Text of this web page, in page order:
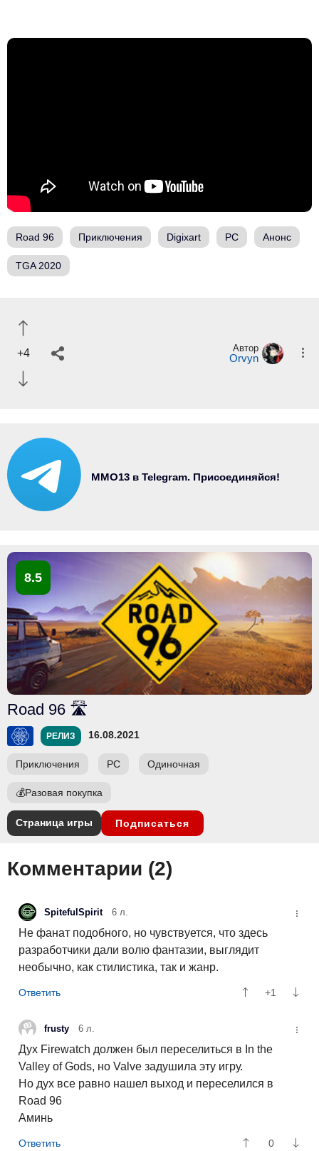
Road 96 Приключения Digixart PC Анонс
TGA 2020
+4 Автор
Orvyn
MMO13 в Telegram. Присоединяйся!
8.5
Road 96 🛣️
РЕЛИЗ 16.08.2021
Приключения PC Одиночная
💰Разовая покупка
Страница игры Подписаться
Комментарии (2)
SpitefulSpirit 6 л.
Не фанат подобного, но чувствуется, что здесь
разработчики дали волю фантазии, выглядит
необычно, как стилистика, так и жанр.
+1
frusty 6 л.
Дух Firewatch должен был переселиться в In the
Valley of Gods, но Valve задушила эту игру.
Но дух все равно нашел выход и переселился в
Road 96
Аминь
0